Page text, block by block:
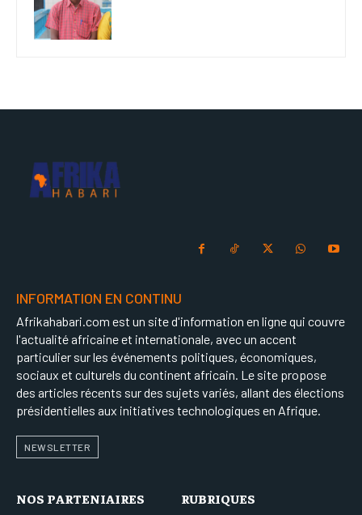
INFORMATION EN CONTINU
Afrikahabari.com est un site d'information en ligne qui couvre
l'actualité africaine et internationale, avec un accent
particulier sur les événements politiques, économiques,
sociaux et culturels du continent africain. Le site propose
des articles récents sur des sujets variés, allant des élections
présidentielles aux initiatives technologiques en Afrique.
NEWSLETTER
NOS PARTENIAIRES RUBRIQUES